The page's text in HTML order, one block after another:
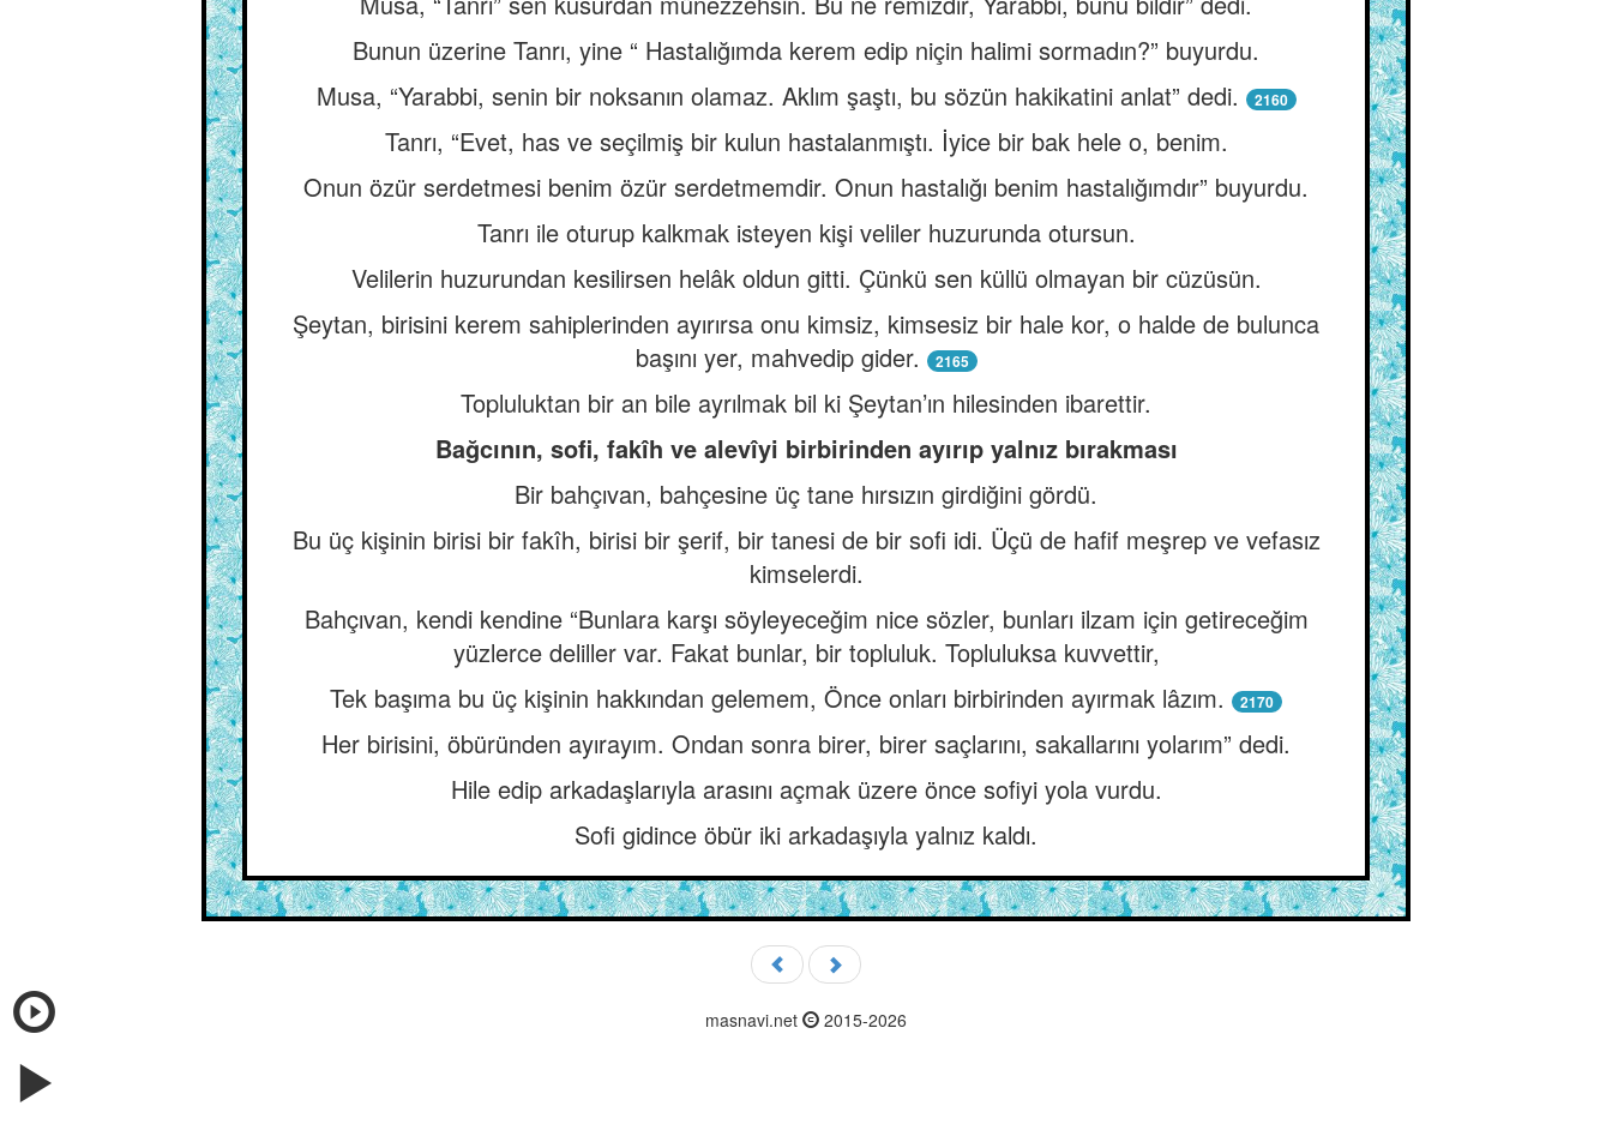
Bunun üzerine Tanrı, yine “ Hastalığımda kerem edip niçin halimi sormadın?” buyurdu.
Musa, “Yarabbi, senin bir noksanın olamaz. Aklım şaştı, bu sözün hakikatini anlat” dedi.
2160
Tanrı, “Evet, has ve seçilmiş bir kulun hastalanmıştı. İyice bir bak hele o, benim.
Onun özür serdetmesi benim özür serdetmemdir. Onun hastalığı benim hastalığımdır” buyurdu.
Tanrı ile oturup kalkmak isteyen kişi veliler huzurunda otursun.
Velilerin huzurundan kesilirsen helâk oldun gitti. Çünkü sen küllü olmayan bir cüzüsün.
Şeytan, birisini kerem sahiplerinden ayırırsa onu kimsiz, kimsesiz bir hale kor, o halde de bulunca
başını yer, mahvedip gider.
2165
Topluluktan bir an bile ayrılmak bil ki Şeytan’ın hilesinden ibarettir.
Bağcının, sofi, fakîh ve alevîyi birbirinden ayırıp yalnız bırakması
Bir bahçıvan, bahçesine üç tane hırsızın girdiğini gördü.
Bu üç kişinin birisi bir fakîh, birisi bir şerif, bir tanesi de bir sofi idi. Üçü de hafif meşrep ve vefasız
kimselerdi.
Bahçıvan, kendi kendine “Bunlara karşı söyleyeceğim nice sözler, bunları ilzam için getireceğim
yüzlerce deliller var. Fakat bunlar, bir topluluk. Topluluksa kuvvettir,
Tek başıma bu üç kişinin hakkından gelemem, Önce onları birbirinden ayırmak lâzım.
2170
Her birisini, öbüründen ayırayım. Ondan sonra birer, birer saçlarını, sakallarını yolarım” dedi.
Hile edip arkadaşlarıyla arasını açmak üzere önce sofiyi yola vurdu.
Sofi gidince öbür iki arkadaşıyla yalnız kaldı.
masnavi.net 2015-2026